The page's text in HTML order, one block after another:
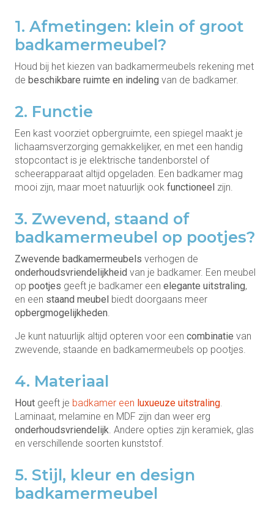
1. Afmetingen: klein of groot
badkamermeubel?
Houd bij het kiezen van badkamermeubels rekening met
de beschikbare ruimte en indeling van de badkamer.
2. Functie
Een kast voorziet opbergruimte, een spiegel maakt je
lichaamsverzorging gemakkelijker, en met een handig
stopcontact is je elektrische tandenborstel of
scheerapparaat altijd opgeladen. Een badkamer mag
mooi zijn, maar moet natuurlijk ook functioneel zijn.
3. Zwevend, staand of
badkamermeubel op pootjes?
Zwevende badkamermeubels verhogen de
onderhoudsvriendelijkheid van je badkamer. Een meubel
op pootjes geeft je badkamer een elegante uitstraling,
en een staand meubel biedt doorgaans meer
opbergmogelijkheden
Je kunt natuurlijk altijd opteren voor een combinatie van
zwevende, staande en badkamermeubels op pootjes.
4. Materiaal
Hout geeft je badkamer een luxueuze uitstraling
Laminaat, melamine en MDF zijn dan weer erg
onderhoudsvriendelijk . Andere opties zijn keramiek, glas
en verschillende soorten kunststof.
5. Stijl, kleur en design
badkamermeubel